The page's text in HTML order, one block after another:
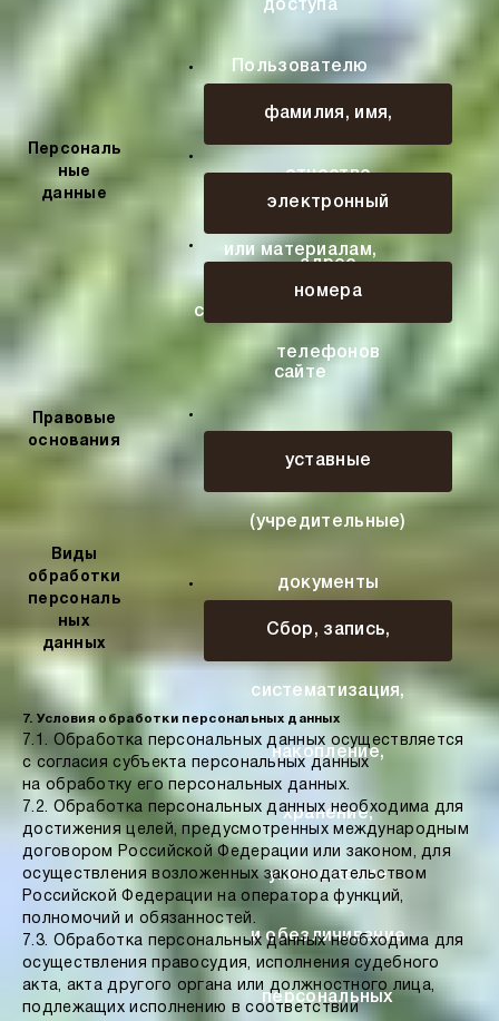
доступа
Пользователю
или материалам,
содержащимся на веб-
сайте
Персональ
ные
данные
фамилия, имя,
отчество
электронный
адрес
номера
телефонов
Правовые
основания
уставные
(учредительные)
документы
Виды
обработки
персональ
ных
данных
Сбор, запись,
систематизация,
накопление,
хранение,
уничтожение
и обезличивание
персональных
7. Условия обработки персональных данных
7.1. Обработка персональных данных осуществляется
с согласия субъекта персональных данных
на обработку его персональных данных.
7.2. Обработка персональных данных необходима для
достижения целей, предусмотренных международным
договором Российской Федерации или законом, для
осуществления возложенных законодательством
Российской Федерации на оператора функций,
полномочий и обязанностей.
7.3. Обработка персональных данных необходима для
осуществления правосудия, исполнения судебного
акта, акта другого органа или должностного лица,
подлежащих исполнению в соответствии